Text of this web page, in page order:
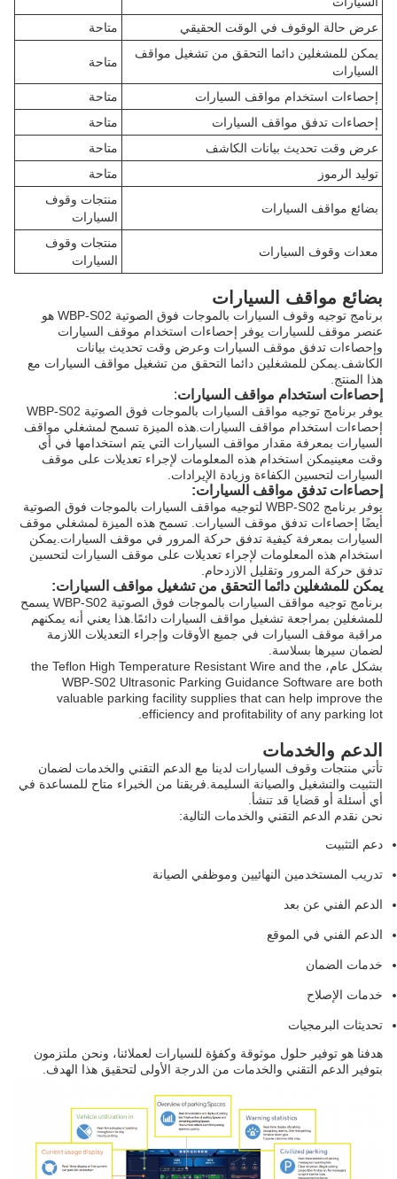
عرض حالة الوقوف في الوقت الحقيقي
متاحة
يمكن للمشغلين دائما التحقق من تشغيل مواقف
السيارات
متاحة
إحصاءات استخدام مواقف السيارات
متاحة
إحصاءات تدفق مواقف السيارات
متاحة
عرض وقت تحديث بيانات الكاشف
متاحة
توليد الرموز
متاحة
بضائع مواقف السيارات
منتجات وقوف
السيارات
معدات وقوف السيارات
منتجات وقوف
السيارات
بضائع مواقف السيارات
برنامج توجيه وقوف السيارات بالموجات فوق الصوتية WBP-S02 هو
عنصر موقف للسيارات يوفر إحصاءات استخدام موقف السيارات
وإحصاءات تدفق موقف السيارات وعرض وقت تحديث بيانات
الكاشف.يمكن للمشغلين دائما التحقق من تشغيل مواقف السيارات مع
هذا المنتج.
إحصاءات استخدام مواقف السيارات:
يوفر برنامج توجيه مواقف السيارات بالموجات فوق الصوتية WBP-S02
إحصاءات استخدام مواقف السيارات.هذه الميزة تسمح لمشغلي مواقف
السيارات بمعرفة مقدار مواقف السيارات التي يتم استخدامها في أي
وقت معينيمكن استخدام هذه المعلومات لإجراء تعديلات على موقف
السيارات لتحسين الكفاءة وزيادة الإيرادات.
إحصاءات تدفق مواقف السيارات:
يوفر برنامج WBP-S02 لتوجيه مواقف السيارات بالموجات فوق الصوتية
أيضًا إحصاءات تدفق موقف السيارات. تسمح هذه الميزة لمشغلي موقف
السيارات بمعرفة كيفية تدفق حركة المرور في موقف السيارات.يمكن
استخدام هذه المعلومات لإجراء تعديلات على موقف السيارات لتحسين
تدفق حركة المرور وتقليل الازدحام.
يمكن للمشغلين دائما التحقق من تشغيل مواقف السيارات:
برنامج توجيه مواقف السيارات بالموجات فوق الصوتية WBP-S02 يسمح
للمشغلين بمراجعة تشغيل مواقف السيارات دائمًا.هذا يعني أنه يمكنهم
مراقبة موقف السيارات في جميع الأوقات وإجراء التعديلات اللازمة
لضمان سيرها بسلاسة.
بشكل عام، the Teflon High Temperature Resistant Wire and the
WBP-S02 Ultrasonic Parking Guidance Software are both
valuable parking facility supplies that can help improve the
efficiency and profitability of any parking lot.
الدعم والخدمات
تأتي منتجات وقوف السيارات لدينا مع الدعم التقني والخدمات لضمان
التثبيت والتشغيل والصيانة السليمة.فريقنا من الخبراء متاح للمساعدة في
أي أسئلة أو قضايا قد تنشأ.
نحن نقدم الدعم التقني والخدمات التالية:
دعم التثبيت
تدريب المستخدمين النهائيين وموظفي الصيانة
الدعم الفني عن بعد
الدعم الفني في الموقع
خدمات الضمان
خدمات الإصلاح
تحديثات البرمجيات
هدفنا هو توفير حلول موثوقة وكفؤة للسيارات لعملائنا، ونحن ملتزمون
بتوفير الدعم التقني والخدمات من الدرجة الأولى لتحقيق هذا الهدف.